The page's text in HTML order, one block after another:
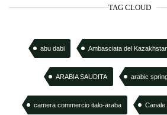
TAG CLOUD
abu dabi Ambasciata del
ARABIA SAUDITA arabic
camera commercio italo-araba Canale